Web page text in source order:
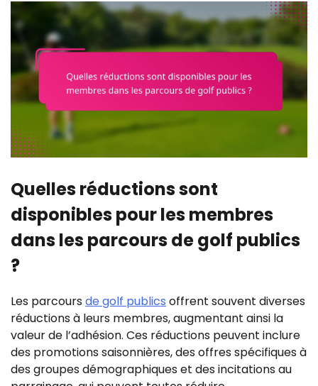
Quelles réductions sont
disponibles pour les membres
dans les parcours de golf publics
?
Les parcoursde golf publics offrent souvent diverses
réductions à leurs membres, augmentant ainsi la
valeur de l’adhésion. Ces réductions peuvent inclure
des promotions saisonnières, des offres spécifiques à
des groupes démographiques et des incitations au